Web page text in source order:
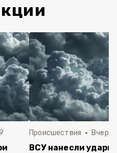
Происшествия Вчера,
ВСУ нанесли удары